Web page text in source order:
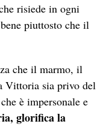
risiede in ogni
piuttosto che il
che il marmo, il
Vittoria sia privo del
è impersonale e
glorifica la